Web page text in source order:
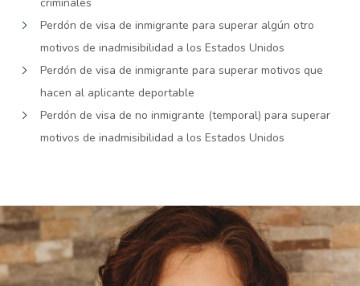
Perdón de visa de inmigrante para superar algún otro
motivos de inadmisibilidad a los Estados Unidos
Perdón de visa de inmigrante para superar motivos que
hacen al aplicante deportable
Perdón de visa de no inmigrante (temporal) para superar
motivos de inadmisibilidad a los Estados Unidos